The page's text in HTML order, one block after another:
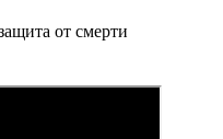
от смерти